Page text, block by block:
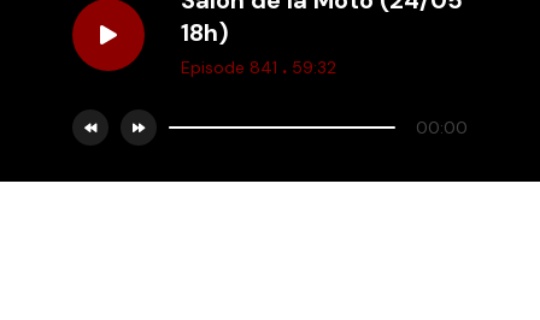
18h)
Episode 841 . 59:32
00:00